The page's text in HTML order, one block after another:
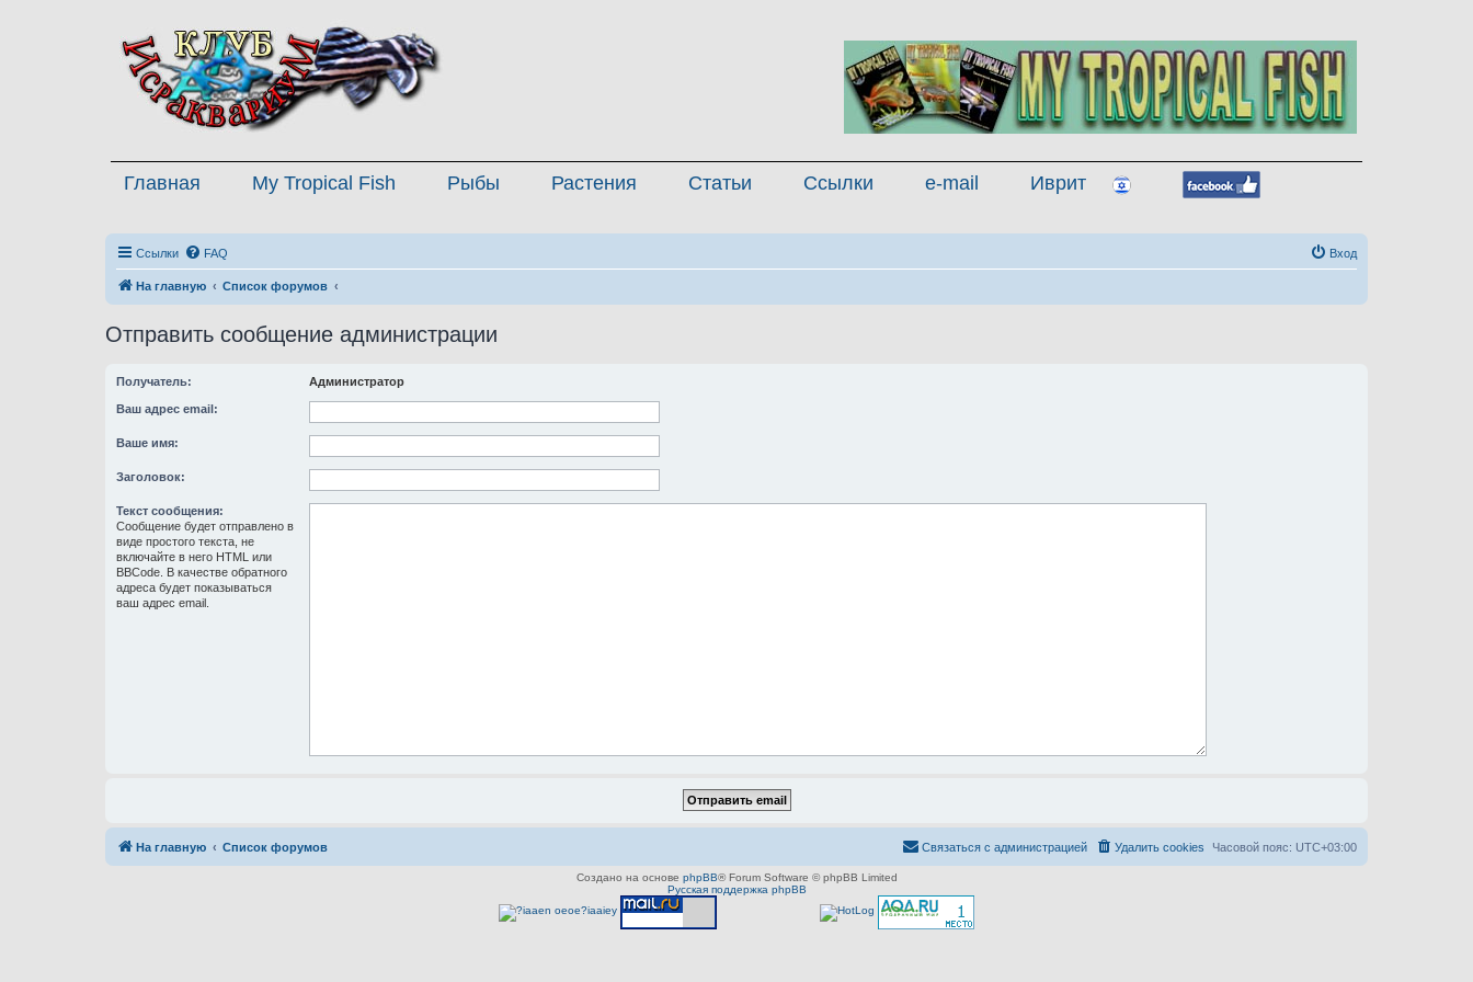
Главная My Tropical Fish Рыбы Растения Статьи Ссылки e-mail Иврит
Ссылки FAQ Вход
На главную Список форумов
Отправить сообщение администрации
Получатель: Администратор
Ваш адрес email:
Ваше имя:
Заголовок:
Текст сообщения:
Сообщение будет отправлено в
виде простого текста, не
включайте в него HTML или
BBCode. В качестве обратного
адреса будет показываться
ваш адрес email.
На главную Список форумов Часовой пояс: UTC+03:00
Удалить cookies
Связаться с администрацией
Создано на основе phpBB® Forum Software © phpBB Limited
Русская поддержка phpBB